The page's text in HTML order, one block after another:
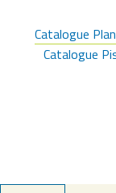
Catalogue
Catalogue